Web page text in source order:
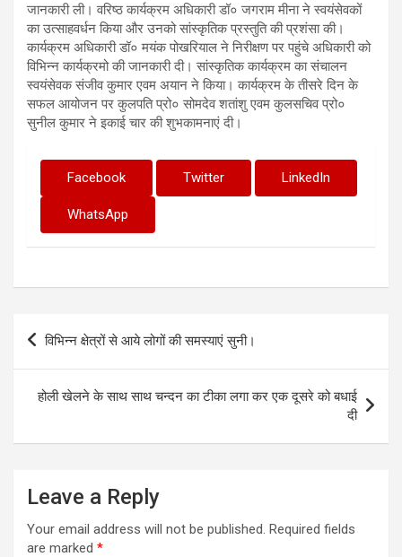
जानकारी ली। वरिष्ठ कार्यक्रम अधिकारी डॉ० जगराम मीना ने स्वयंसेवकों
का उत्साहवर्धन किया और उनको सांस्कृतिक प्रस्तुति की प्रशंसा की।
कार्यक्रम अधिकारी डॉ० मयंक पोखरियाल ने निरीक्षण पर पहुंचे अधिकारी को
विभिन्न कार्यक्रमो की जानकारी दी। सांस्कृतिक कार्यक्रम का संचालन
स्वयंसेवक संजीव कुमार एवम अयान ने किया। कार्यक्रम के तीसरे दिन के
सफल आयोजन पर कुलपति प्रो० सोमदेव शतांशु एवम कुलसचिव प्रो०
सुनील कुमार ने इकाई चार की शुभकामनाएं दी।
Facebook Twitter LinkedIn
WhatsApp
Post
navigation
विभिन्न क्षेत्रों से आये लोगों की समस्याएं सुनी।
होली खेलने के साथ साथ चन्दन का टीका लगा कर एक दूसरे को बधाई
दी
Leave a Reply
Your email address will not be published. Required fields
are marked *